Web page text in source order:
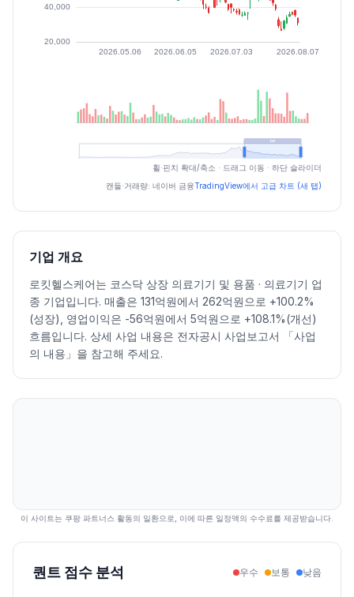
최근 구간 일별 OHLCV (스크린 리더용)
고가 저가 종가 등락률%거래량
2026.07.06
38900394503760038500-3.8781784
2026.07.07
37800393003590037300-3.12 111735
2026.07.08
38500
2026.07.10
354503765035150366503.09
87830
2026.07.13
365003745032900367000.14
129536
2026.07.14
4505046150392004520023.16 1030035
2026.07.15
467505440046650
2026.07.28
41350419503800039150-8.31 185930
2026.07.31
2805032700
379172
휠·핀치 확대/축소 · 드래그 이동 · 하단 슬라이더
캔들·거래량: 네이버 금융TradingView에서 고급 차트 (새 탭)
기업 개요
로킷헬스케어는 코스닥 상장 의료기기 및 용품 · 의료기기 업
종 기업입니다. 매출은 131억원에서 262억원으로 +100.2%
(성장), 영업이익은 -56억원에서 5억원으로 +108.1%(개선)
흐름입니다. 상세 사업 내용은 전자공시 사업보고서 「사업
의 내용」을 참고해 주세요.
이 사이트는 쿠팡 파트너스 활동의 일환으로, 이에 따른 일정액의 수수료를 제공받습니다.
퀀트 점수 분석 우수 보통 낮음